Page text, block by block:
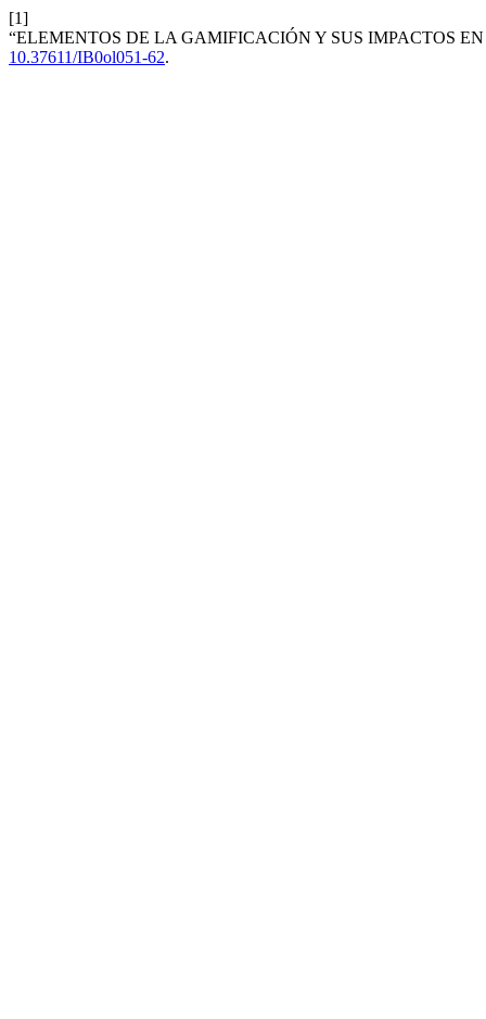
[1]
“ELEMENTOS DE LA GAMIFICACIÓN Y SUS IMPACTOS
10.37611/IB0ol051-62.